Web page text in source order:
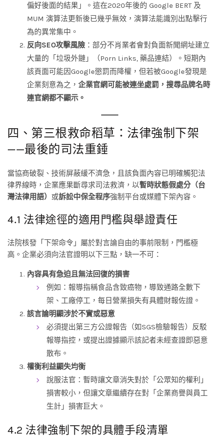
偏好後面的結果」。這在2020年後的 Google BERT 及
MUM 演算法更新後已幾乎無效，演算法能識別出點擊行
為的異常集中。
反向SEO攻擊風險 ：部分不肖業者會對負面新聞網址建立
大量的「垃圾外鏈」（Porn Links, 藥品連結）。短期內
該頁面可能因Google懲罰而降權，但若被Google發現是
企業刻意為之， 企業官網可能被連坐處罰，搜尋品牌名時
連官網都不顯示。
四、第三根救命稻草：法律強制下架
——最後的司法重錘
當協商破裂、技術屏蔽緩不濟急，且該負面內容已明確觸犯法
律界線時，企業應果斷尋求司法救濟，以暫時狀態假處分（台
灣法律用語） 或訴訟中保全程序強制平台或媒體下架內容。
4.1 法律途徑的適用門檻與舉證責任
法院核發「下架命令」屬於對言論自由的事前限制，門檻極
高。企業必須向法官證明以下三點，缺一不可：
內容具有急迫且無法回復的損害
例如：報導指稱食品含致癌物，導致通路全數下
架、工廠停工，每日營業損失有具體財報佐證。
該言論明顯涉於不實或惡意
必須提出第三方公證報告（如SGS檢驗報告）反駁
報導指控，或提出證據顯示該記者未經查證即惡意
散布。
權衡利益顯失均衡
說服法官：暫時讓文章消失對於「公眾知的權利」
損害較小，但讓文章繼續存在對「企業商譽與員工
生計」損害巨大。
4.2 法律強制下架的具體手段清單